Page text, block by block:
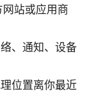
站或应用商
、通知、设备
位置离你最近